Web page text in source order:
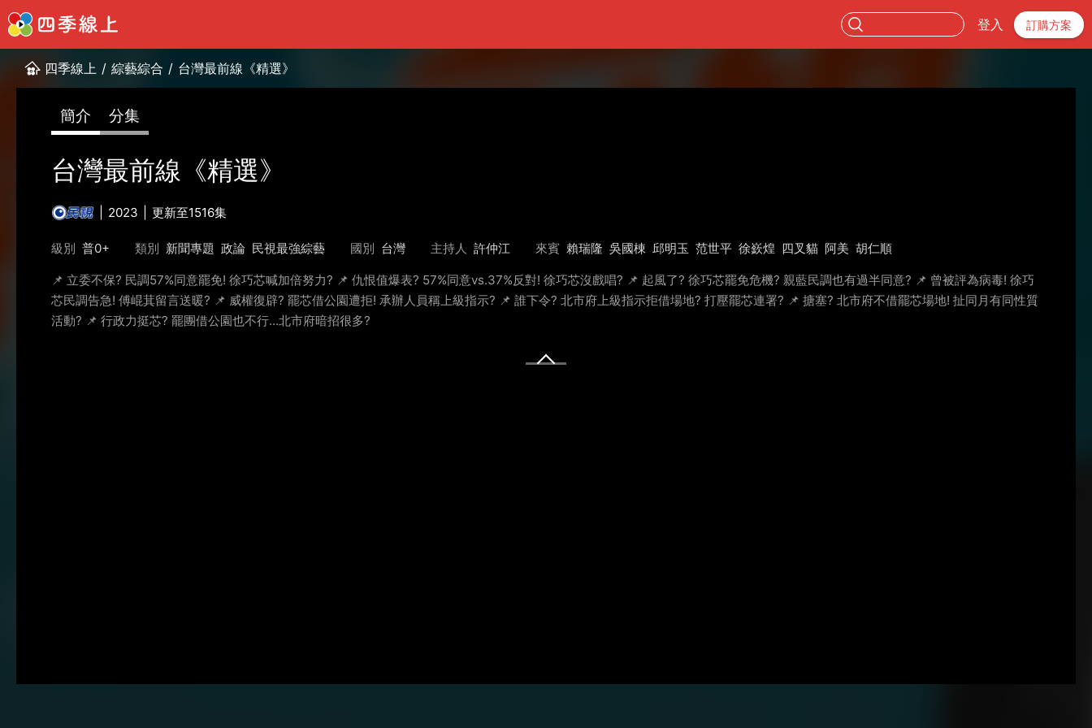
登入 訂購方案
四季線上 / 綜藝綜合 / 台灣最前線《精選》
簡介 分集
台灣最前線《精選》
2023 更新至1516集
級別 普0+ 類別 新聞專題 政論 民視最強綜藝 國別 台灣 主持人 許仲江 來賓 賴瑞隆 吳國棟 邱明玉 范世平 徐嶔煌 四叉貓 阿美 胡仁順
📌 立委不保? 民調57%同意罷免! 徐巧芯喊加倍努力? 📌 仇恨值爆表? 57%同意vs.37%反對! 徐巧芯沒戲唱? 📌 起風了? 徐巧芯罷免危機? 親藍民調也有過半同意? 📌 曾被評為病毒! 徐巧
芯民調告急! 傅崐萁留言送暖? 📌 威權復辟? 罷芯借公園遭拒! 承辦人員稱上級指示? 📌 誰下令? 北市府上級指示拒借場地? 打壓罷芯連署? 📌 搪塞? 北市府不借罷芯場地! 扯同月有同性質
活動? 📌 行政力挺芯? 罷團借公園也不行...北市府暗招很多?